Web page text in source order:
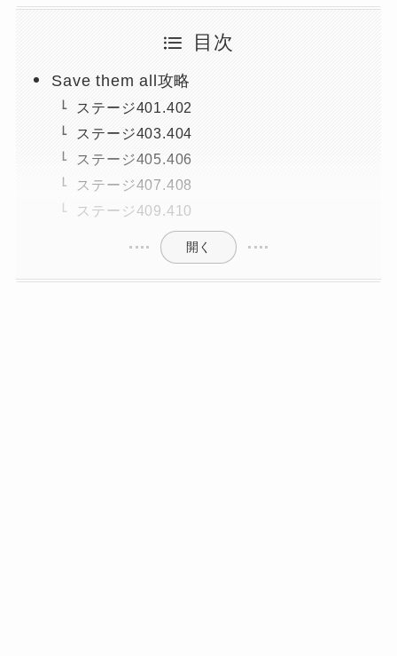
目次
Save them all攻略
ステージ401.402
ステージ403.404
ステージ405.406
ステージ407.408
ステージ409.410
開く